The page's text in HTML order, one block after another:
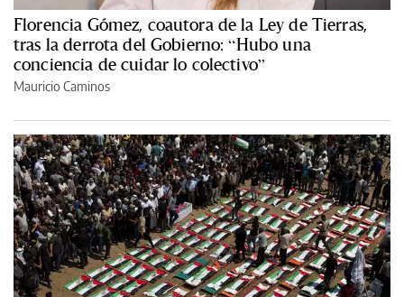
Florencia Gómez, coautora de la Ley de Tierras,
tras la derrota del Gobierno: “Hubo una
conciencia de cuidar lo colectivo”
Mauricio Caminos